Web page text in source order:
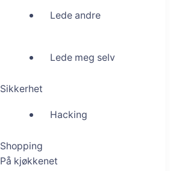
Lede andre
Lede meg selv
Sikkerhet
Hacking
Shopping
På kjøkkenet